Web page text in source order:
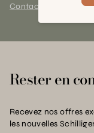
Contact et horaires
Rester en
Recevez nos offres
les nouvelles